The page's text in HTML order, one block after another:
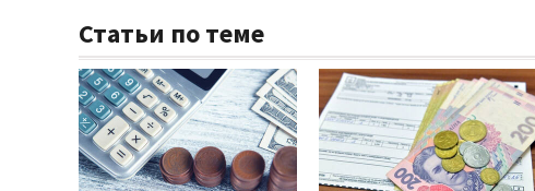
Статьи по теме